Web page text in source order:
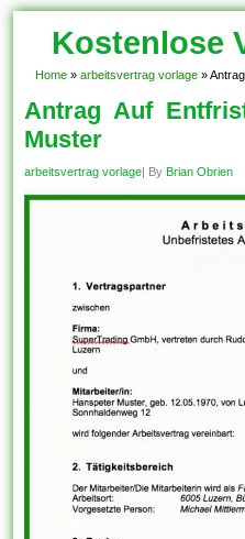
Kostenlose
Home » arbeitsvertrag vorlage »
Antrag Auf
Muster
arbeitsvertrag vorlage| By Brian Obrien